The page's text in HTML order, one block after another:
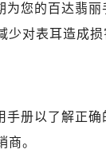
务中心（需提前
心（需提前预约
中心（需提前预
中心（需提前预
您的百达翡
对表耳造成损
册以了解正
。